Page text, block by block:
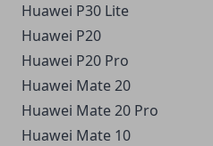
Huawei P30 Lite
Huawei P20
Huawei P20 Pro
Huawei Mate 20
Huawei Mate 20 Pro
Huawei Mate 10